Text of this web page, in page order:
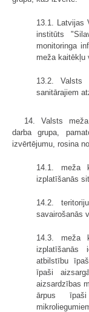
13.1. Latvijas
institūts
monitoringa
meža kaitēkļu
13.2. Valsts
sanitārajiem
14. Valsts
darba grupa,
izvērtējumu, rosina
14.1. meža
izplatīšanās
14.2.
savairošanās
14.3. meža
izplatīšanās
atbilstību
īpaši
aizsardzības
ārpus